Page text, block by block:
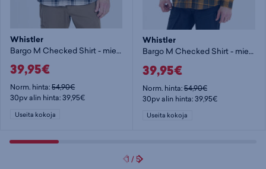
Whistler
Bargo M Checked Shirt - miesten pitkähihainen paita
39,95€
Norm. hinta:54,90€
30pv alin hinta: 39,95€
Useita kokoja
Whistler
Bargo M Checked Shirt - miesten pitkähihainen paita
39,95€
Norm. hinta:54,90€
30pv alin hinta: 39,95€
Useita kokoja
1 /5